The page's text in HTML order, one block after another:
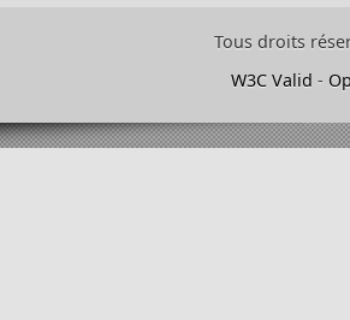
Tous droits
W3C Valid -